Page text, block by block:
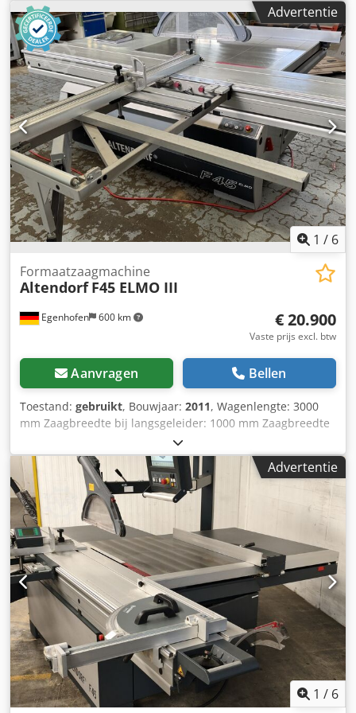
Hoogteverstelling zaagblad: elektrisch / positiebesturing
Zwenkverstelling zaagblad: elektrisch / positiebesturing
Verstelling langsgeleider: elektrisch / positiebesturing
Verstelling afkortaanslag: handmatig Weergave
zaagbladhoek: digitale uitlezing Weergave zaagdiepte:
digitale uitlezing Weergave langsgeleider: digitale uitlezing
Weergave afkortmeetlat: schaal Afkortmeetlat met
verstekfunctie: ja Zaagblad diameter: 450 mm
Toerentallen: 4 Motorvermogen: 5,5 kW Afzuigaansluiting:
80 en 120 mm Machinelengte: 3200 mm Machinebreedte:
2000 mm Gewicht: 1200 kg
Advertentie
1 / 6
Egenhofen 600 km
Formaatzaagmachine
Altendorf F45 ELMO III
€ 20.900
Vaste prijs excl. btw
Aanvragen Bellen
Toestand: gebruikt, Bouwjaar: 2011, Wagenlengte: 3000
mm Zaagbreedte bij langsgeleider: 1000 mm Zaagbreedte
bij afkortaanslag: 3200 mm Zaagdiepte: 154 mm
Voorscorer: ja Hoogteverstelling zaagblad: elektrisch /
positiesturing Dedpfxezdza Do Afnjck Zwenkverstelling
zaagblad: elektrisch / positiesturing Verstelling
langsgeleider: elektrisch / positiesturing Verstelling
afkortaanslag: handmatig Zaagbladhoekweergave: digitale
display Zaaghoogteweergave: digitale display Weergave
langsgeleider: digitale display Weergave afkortliniaal:
schaal Afkortliniaal met verstekfunctie: ja
Zaagblaaddiameter: 450 mm Toerental: variabel
Motorvermogen: 5,5 kW Aansluiting stofafzuiging: 80 en
120 mm Machinelengte: 3200 mm Machinebreedte: 2000
mm Gewicht: 1200 kg
Advertentie
1 / 6